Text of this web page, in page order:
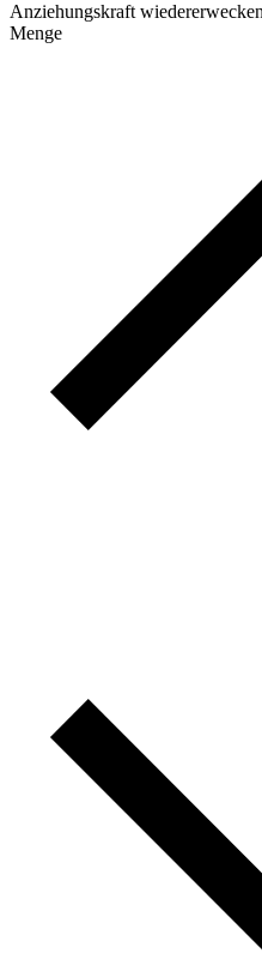
Anziehungskraft
Menge